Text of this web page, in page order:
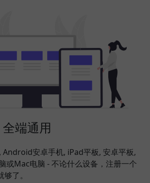
端通用
安卓手机, iPad平板, 安卓平板,
或Mac电脑 - 不论什么设备，注册一个
了。